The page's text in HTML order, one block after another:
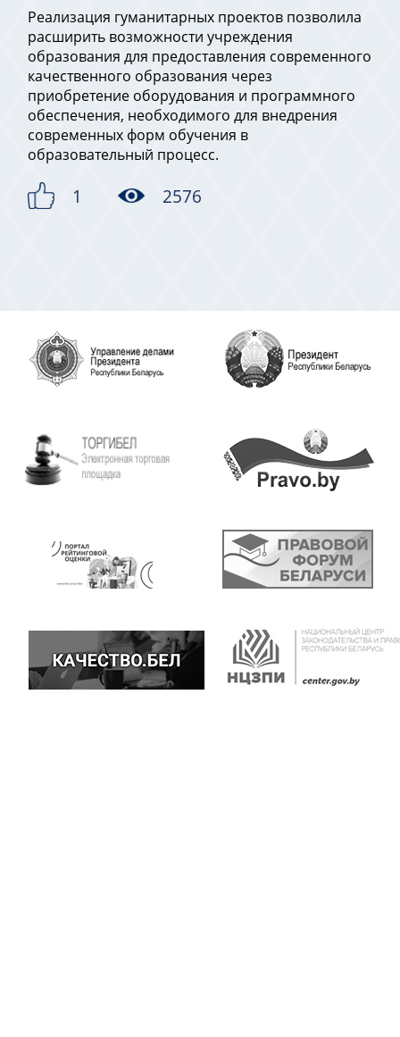
Реализация гуманитарных проектов позволила
расширить возможности учреждения
образования для предоставления современного
качественного образования через
приобретение оборудования и программного
обеспечения, необходимого для внедрения
современных форм обучения в
образовательный процесс.
1 2576